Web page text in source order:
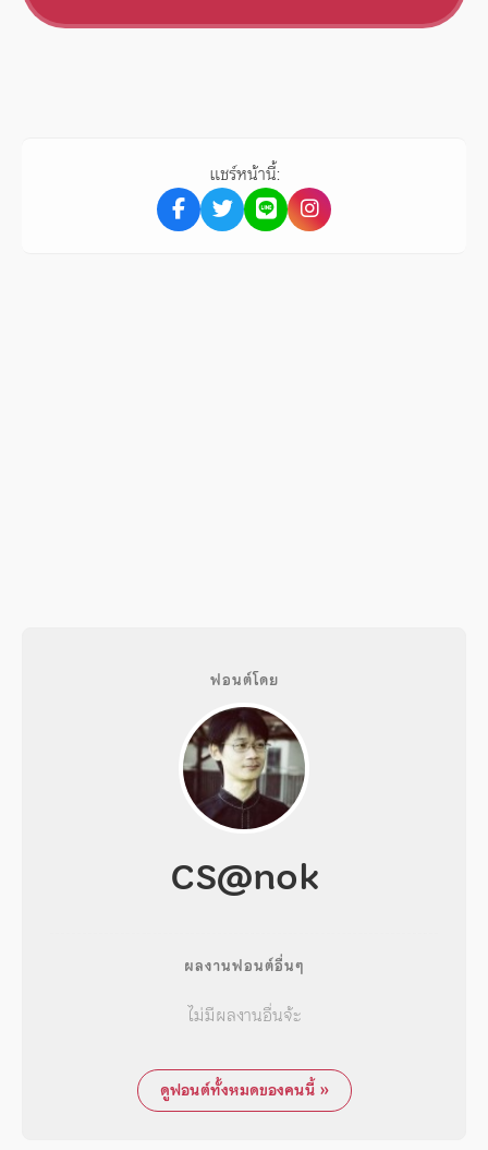
แชร์หน้านี้:
ฟอนต์โดย
CS@nok
ผลงานฟอนต์อื่นๆ
ไม่มีผลงานอื่นจ้ะ
ดูฟอนต์ทั้งหมดของคนนี้ »